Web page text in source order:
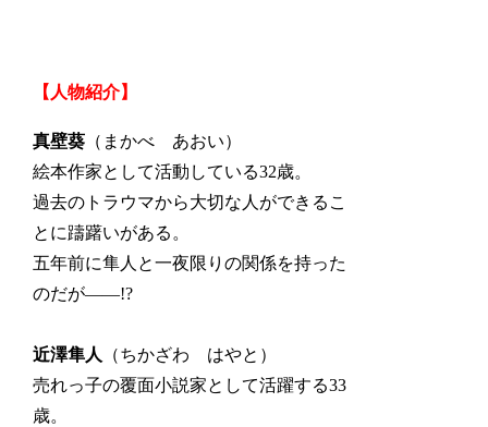
【人物紹介】
真壁葵 （まかべ あおい）
絵本作家として活動している32歳。
過去のトラウマから大切な人ができるこ
とに躊躇いがある。
五年前に隼人と一夜限りの関係を持った
のだが――!?
近澤隼人 （ちかざわ はやと）
売れっ子の覆面小説家として活躍する33
歳。